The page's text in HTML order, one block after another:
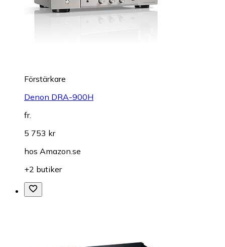
Förstärkare
Denon DRA-900H
fr.
5 753 kr
hos Amazon.se
+2 butiker